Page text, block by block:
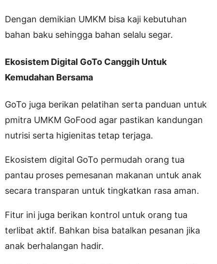
Dengan demikian UMKM bisa kaji kebutuhan
bahan baku sehingga bahan selalu segar.
Ekosistem Digital GoTo Canggih Untuk
Kemudahan Bersama
GoTo juga berikan pelatihan serta panduan untuk
pmitra UMKM GoFood agar pastikan kandungan
nutrisi serta higienitas tetap terjaga.
Ekosistem digital GoTo permudah orang tua
pantau proses pemesanan makanan untuk anak
secara transparan untuk tingkatkan rasa aman.
Fitur ini juga berikan kontrol untuk orang tua
terlibat aktif. Bahkan bisa batalkan pesanan jika
anak berhalangan hadir.